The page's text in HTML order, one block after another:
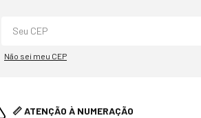
Não sei meu CEP
📏 ATENÇÃO À NUMERAÇÃO